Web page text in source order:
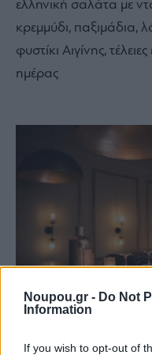
Noupou.gr - Do Not
Information
If you wish to opt-out of
ελληνική σαλάτα με
κρεμμύδι, παξιμάδια,
φυστίκι Αιγίνης,
ημέρας